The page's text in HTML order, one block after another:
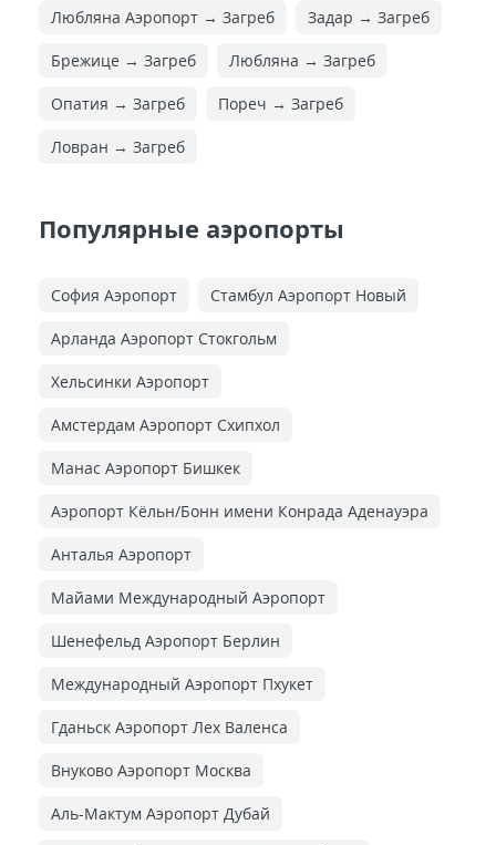
Любляна Аэропорт → Загреб Задар → Загреб
Брежице → Загреб Любляна → Загреб
Опатия → Загреб Пореч → Загреб
Ловран → Загреб
Популярные аэропорты
София Аэропорт Стамбул Аэропорт Новый
Арланда Аэропорт Стокгольм
Хельсинки Аэропорт
Амстердам Аэропорт Схипхол
Манас Аэропорт Бишкек
Аэропорт Кёльн/Бонн имени Конрада Аденауэра
Анталья Аэропорт
Майами Международный Аэропорт
Шенефельд Аэропорт Берлин
Международный Аэропорт Пхукет
Гданьск Аэропорт Лех Валенса
Внуково Аэропорт Москва
Аль-Мактум Аэропорт Дубай